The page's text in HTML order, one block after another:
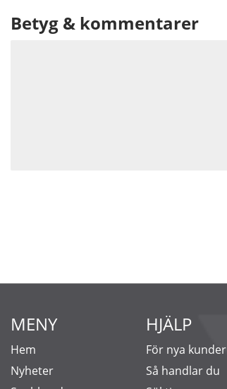
Betyg & kommentarer
MENY
Hem
Nyheter
HJÄLP
För nya kunder
Så handlar du